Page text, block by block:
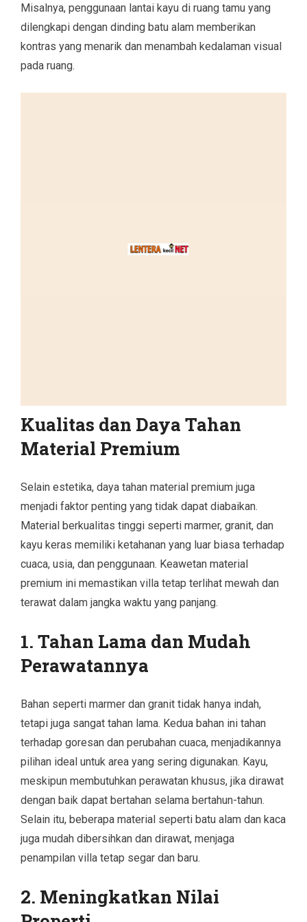
Misalnya, penggunaan lantai kayu di ruang tamu yang
dilengkapi dengan dinding batu alam memberikan
kontras yang menarik dan menambah kedalaman visual
pada ruang.
Kualitas dan Daya Tahan
Material Premium
Selain estetika, daya tahan material premium juga
menjadi faktor penting yang tidak dapat diabaikan.
Material berkualitas tinggi seperti marmer, granit, dan
kayu keras memiliki ketahanan yang luar biasa terhadap
cuaca, usia, dan penggunaan. Keawetan material
premium ini memastikan villa tetap terlihat mewah dan
terawat dalam jangka waktu yang panjang.
1. Tahan Lama dan Mudah
Perawatannya
Bahan seperti marmer dan granit tidak hanya indah,
tetapi juga sangat tahan lama. Kedua bahan ini tahan
terhadap goresan dan perubahan cuaca, menjadikannya
pilihan ideal untuk area yang sering digunakan. Kayu,
meskipun membutuhkan perawatan khusus, jika dirawat
dengan baik dapat bertahan selama bertahun-tahun.
Selain itu, beberapa material seperti batu alam dan kaca
juga mudah dibersihkan dan dirawat, menjaga
penampilan villa tetap segar dan baru.
2. Meningkatkan Nilai